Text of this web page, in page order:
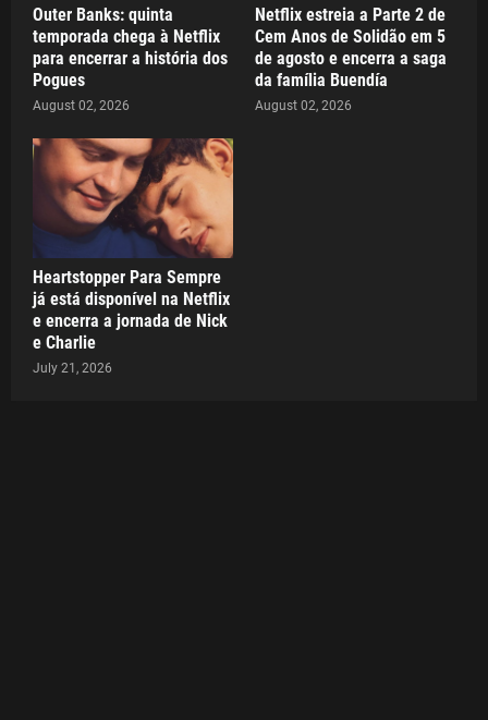
Outer Banks: quinta
temporada chega à Netflix
para encerrar a história dos
Pogues
August 02, 2026
Netflix estreia a Parte 2 de
Cem Anos de Solidão em 5
de agosto e encerra a saga
da família Buendía
August 02, 2026
Heartstopper Para Sempre
já está disponível na Netflix
e encerra a jornada de Nick
e Charlie
July 21, 2026